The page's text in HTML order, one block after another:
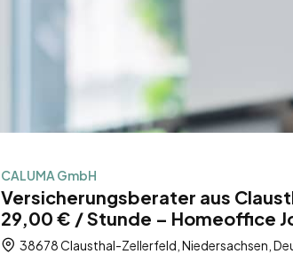
CALUMA GmbH
Versicherungsberater aus
29,00 € / Stunde – Homeoffice
38678 Clausthal-Zellerfeld, Niedersachsen,